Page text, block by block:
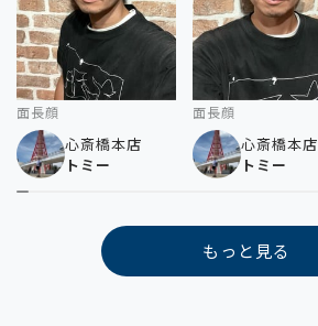
面長顔
心斎橋本店
トミー
面長顔
心斎橋本店
トミー
もっと見る